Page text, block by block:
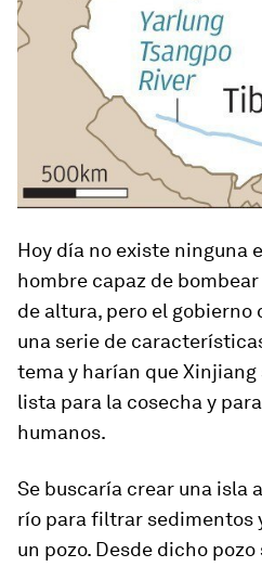
Hoy día no existe ninguna
hombre capaz de
de altura, pero el
una serie de
tema y harían que Xinjiang
lista para la cosecha y
humanos.
Se buscaría crear una isla
río para filtrar sedimentos
un pozo. Desde dicho